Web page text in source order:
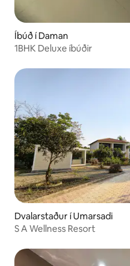
Íbúð í Daman
1BHK Deluxe íbúðir
Dvalarstaður í Umarsadi
S A Wellness Resort